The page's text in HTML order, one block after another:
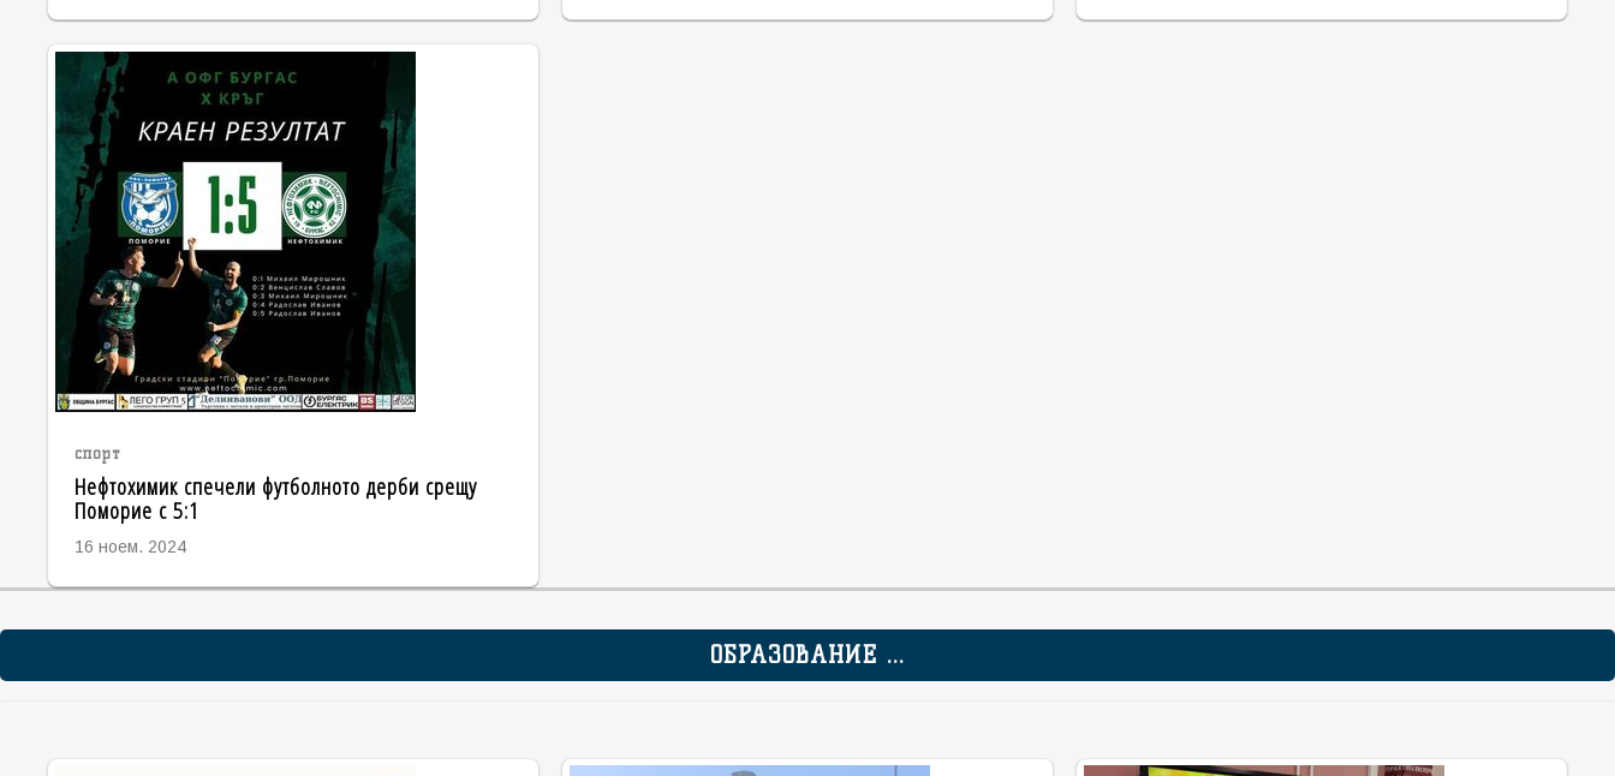
спорт
Нефтохимик спечели футболното дерби срещу
Поморие с 5:1
16 ноем. 2024
ОБРАЗОВАНИЕ ...